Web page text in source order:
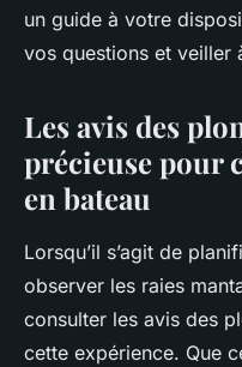
un guide à votre
vos questions et veiller
Les avis des
précieuse pour
en bateau
Lorsqu’il s’agit de
observer les raies
consulter les avis des
cette expérience. Que